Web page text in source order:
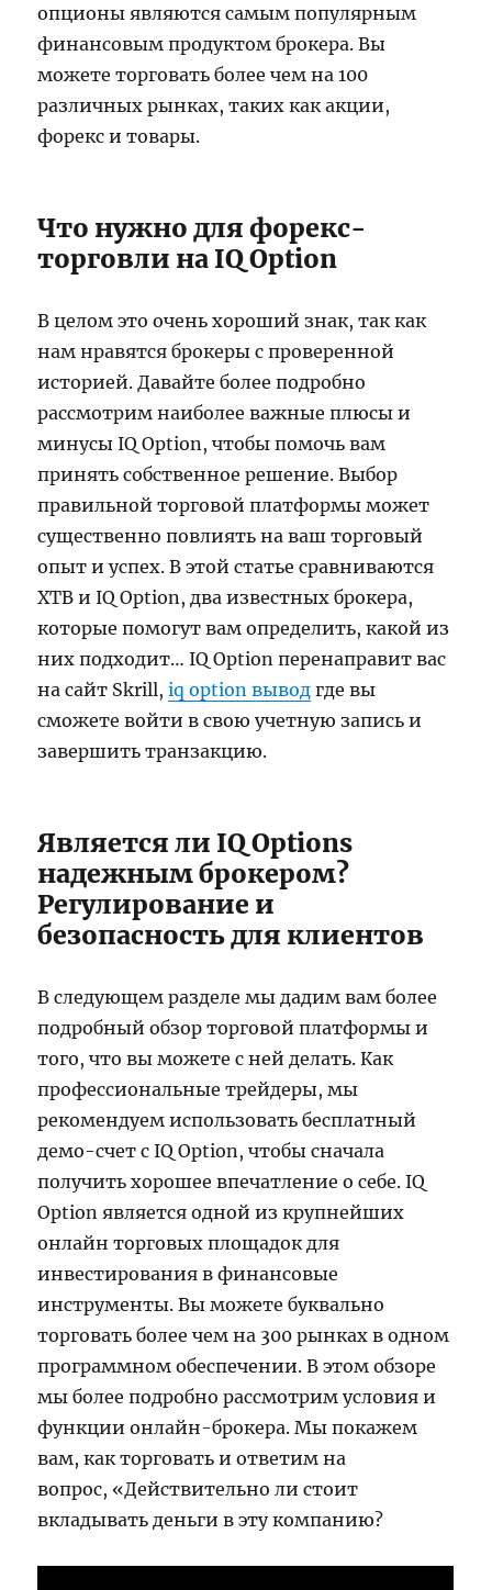
опционы являются самым популярным
финансовым продуктом брокера. Вы
можете торговать более чем на 100
различных рынках, таких как акции,
форекс и товары.
Что нужно для форекс-
торговли на IQ Option
В целом это очень хороший знак, так как
нам нравятся брокеры с проверенной
историей. Давайте более подробно
рассмотрим наиболее важные плюсы и
минусы IQ Option, чтобы помочь вам
принять собственное решение. Выбор
правильной торговой платформы может
существенно повлиять на ваш торговый
опыт и успех. В этой статье сравниваются
XTB и IQ Option, два известных брокера,
которые помогут вам определить, какой из
них подходит… IQ Option перенаправит вас
на сайт Skrill,iq option вывод где вы
сможете войти в свою учетную запись и
завершить транзакцию.
Является ли IQ Options
надежным брокером?
Регулирование и
безопасность для клиентов
В следующем разделе мы дадим вам более
подробный обзор торговой платформы и
того, что вы можете с ней делать. Как
профессиональные трейдеры, мы
рекомендуем использовать бесплатный
демо-счет с IQ Option, чтобы сначала
получить хорошее впечатление о себе. IQ
Option является одной из крупнейших
онлайн торговых площадок для
инвестирования в финансовые
инструменты. Вы можете буквально
торговать более чем на 300 рынках в одном
программном обеспечении. В этом обзоре
мы более подробно рассмотрим условия и
функции онлайн-брокера. Мы покажем
вам, как торговать и ответим на
вопрос, «Действительно ли стоит
вкладывать деньги в эту компанию?